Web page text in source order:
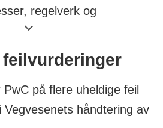
regelverk og
prosjektering, kontroll og
bruer. (vår 2024)
som er materialets
uten at det
på flere uheldige feil
håndtering av